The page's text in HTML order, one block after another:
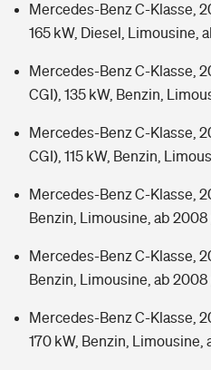
Mercedes-Benz C-Klasse,
165 kW, Diesel, Limousine,
Mercedes-Benz C-Klasse,
CGI), 135 kW, Benzin,
Mercedes-Benz C-Klasse,
CGI), 115 kW, Benzin,
Mercedes-Benz C-Klasse,
Benzin, Limousine, ab 2008
Mercedes-Benz C-Klasse,
Benzin, Limousine, ab 2008
Mercedes-Benz C-Klasse,
170 kW, Benzin, Limousine,